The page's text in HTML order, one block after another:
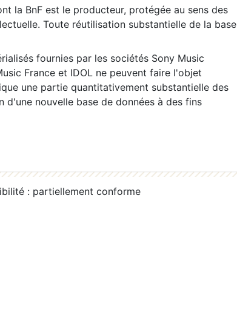
la BnF est le producteur, protégée au sens des
Toute réutilisation substantielle de la base
fournies par les sociétés Sony Music
France et IDOL ne peuvent faire l'objet
une partie quantitativement substantielle des
nouvelle base de données à des fins
: partiellement conforme